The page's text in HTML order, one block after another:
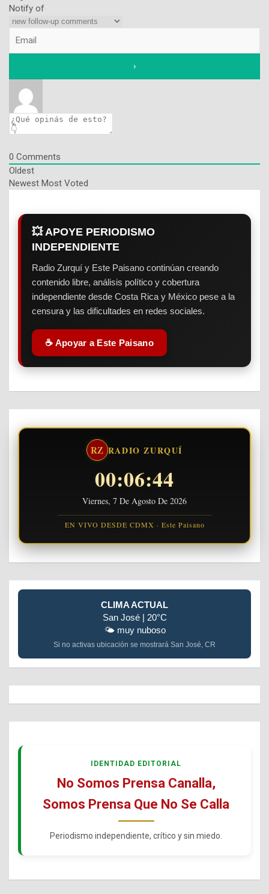
Notify of
0 Comments
Oldest
Newest Most Voted
💥 APOYE PERIODISMO
INDEPENDIENTE
Radio Zurquí y Este Paisano continúan creando
contenido libre, análisis político y cobertura
independiente desde Costa Rica y México pese a la
censura y las dificultades en redes sociales.
☕ Apoyar a Este Paisano
RZ RADIO ZURQUÍ
00:06:45
Viernes, 7 De Agosto De 2026
EN VIVO DESDE CDMX · Este Paisano
CLIMA ACTUAL
San José | 20°C
🌤️ muy nuboso
Si no activas ubicación se mostrará San José, CR
IDENTIDAD EDITORIAL
No Somos Prensa Canalla,
Somos Prensa Que No Se Calla
Periodismo independiente, crítico y sin miedo.